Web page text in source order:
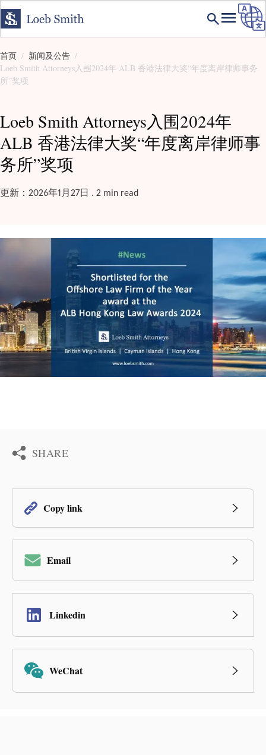
首页
新闻及公告
Loeb Smith Attorneys入围2024年 ALB 香港法律大奖“年度离岸律师事务
所”奖项
Loeb Smith Attorneys入围2024年
ALB 香港法律大奖“年度离岸律师事
务所”奖项
更新：2026年1月27日 . 2 min read
SHARE
Copy link
Email
Linkedin
WeChat